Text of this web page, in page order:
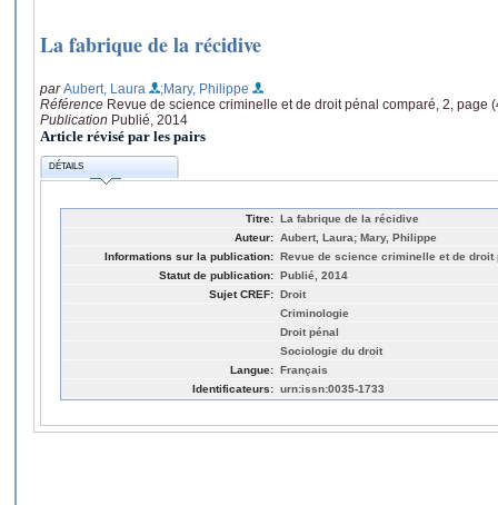
La fabrique de la récidive
parAubert, Laura
;Mary, Philippe
Référence Revue de science criminelle et de droit pénal comparé, 2, page
Publication Publié, 2014
Article révisé par les pairs
DÉTAILS
Titre: La fabrique de la récidive
Auteur: Aubert, Laura; Mary, Philippe
Informations sur la publication: Revue de science criminelle et de droit
Statut de publication: Publié, 2014
Sujet CREF: Droit
Criminologie
Droit pénal
Sociologie du droit
Langue: Français
Identificateurs: urn:issn:0035-1733